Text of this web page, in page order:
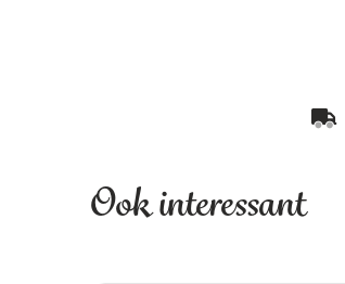
Ook interessant